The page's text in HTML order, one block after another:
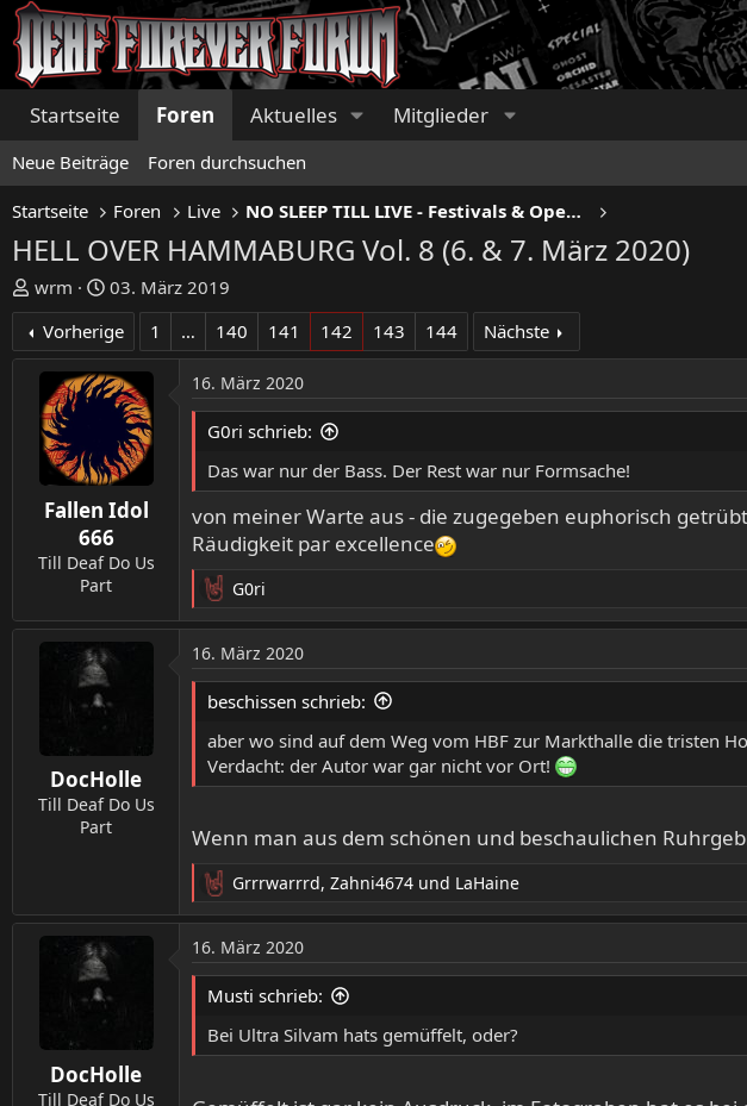
Startseite Foren Aktuelles Mitglieder
Neue Beiträge Foren durchsuchen
Startseite Foren Live NO SLEEP TILL LIVE - Festivals & Open Airs
HELL OVER HAMMABURG Vol. 8 (6. & 7. März 2020)
E
r
t
r
wrm
E
r
s
t
e
t
a
m
03. März 2019
Vorherige
1 … 140 141 142 143 144 Nächste
Fallen Idol
666
Till Deaf Do Us
Part
16. März 2020
G0ri schrieb:
Das war nur der Bass. Der Rest war nur Formsache!
von meiner Warte aus - die zugegeben euphorisch
Räudigkeit par excellence
R
e
a
k
t
o
n
G0ri
DocHolle
Till Deaf Do Us
Part
16. März 2020
beschissen schrieb:
aber wo sind auf dem Weg vom HBF zur Markthalle die tristen
Verdacht: der Autor war gar nicht vor Ort!
Wenn man aus dem schönen und beschaulichen
R
e
a
k
t
o
n
n
Grrrwarrrd, Zahni4674 und LaHaine
DocHolle
Till Deaf Do Us
16. März 2020
Musti schrieb:
Bei Ultra Silvam hats gemüffelt, oder?